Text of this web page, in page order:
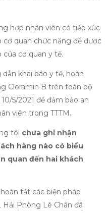
hợp nhân viên có tiếp xúc
cơ quan chức năng để được
cơ quan y tế.
khai báo y tế, hoàn
Cloramin B trên toàn bộ
5/2021 để đảm bảo an
viên trong TTTM.
tôi chưa ghi nhận
hàng nào có biểu
quan đến hai khách
tất các biện pháp
Hải Phòng Lê Chân đã